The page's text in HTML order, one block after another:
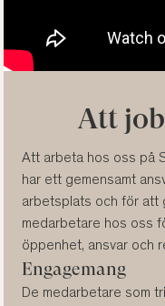
Att
Att arbeta hos oss på
har ett gemensamt
arbetsplats och för att
medarbetare hos oss
öppenhet, ansvar och
Engagemang
De medarbetare som